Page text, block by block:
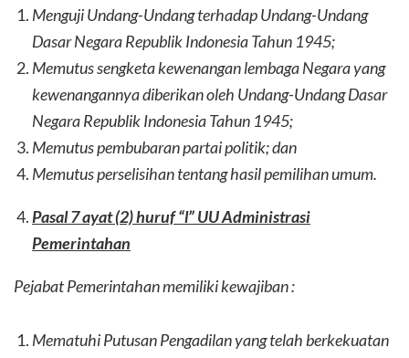
Menguji Undang-Undang terhadap Undang-Undang
Dasar Negara Republik Indonesia Tahun 1945;
Memutus sengketa kewenangan lembaga Negara yang
kewenangannya diberikan oleh Undang-Undang Dasar
Negara Republik Indonesia Tahun 1945;
Memutus pembubaran partai politik; dan
Memutus perselisihan tentang hasil pemilihan umum.
Pasal 7 ayat (2) huruf “l” UU Administrasi
Pemerintahan
Pejabat Pemerintahan memiliki kewajiban :
Mematuhi Putusan Pengadilan yang telah berkekuatan